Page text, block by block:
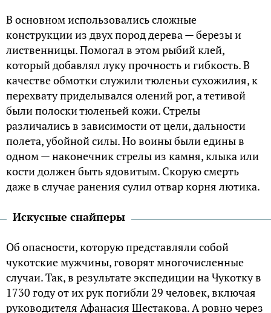
В основном использовались сложные
конструкции из двух пород дерева — березы и
лиственницы. Помогал в этом рыбий клей,
который добавлял луку прочность и гибкость. В
качестве обмотки служили тюленьи сухожилия, к
перехвату приделывался олений рог, а тетивой
были полоски тюленьей кожи. Стрелы
различались в зависимости от цели, дальности
полета, убойной силы. Но воины были едины в
одном — наконечник стрелы из камня, клыка или
кости должен быть ядовитым. Скорую смерть
даже в случае ранения сулил отвар корня лютика.
Искусные снайперы
Об опасности, которую представляли собой
чукотские мужчины, говорят многочисленные
случаи. Так, в результате экспедиции на Чукотку в
1730 году от их рук погибли 29 человек, включая
руководителя Афанасия Шестакова. А ровно через